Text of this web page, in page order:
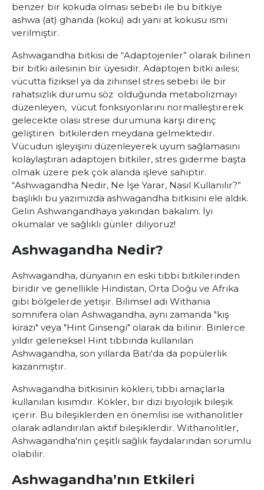
benzer bir kokuda olması sebebi ile bu bitkiye
ashwa (at) ghanda (koku) adı yani at kokusu ismi
verilmiştir.
Ashwagandha bitkisi de “Adaptojenler” olarak bilinen
bir bitki ailesinin bir üyesidir. Adaptojen bitki ailesi;
vücutta fiziksel ya da zihinsel stres sebebi ile bir
rahatsızlık durumu söz olduğunda metabolizmayı
düzenleyen, vücut fonksiyonlarını normalleştirerek
gelecekte olası strese durumuna karşı direnç
geliştiren bitkilerden meydana gelmektedir.
Vücudun işleyişini düzenleyerek uyum sağlamasını
kolaylaştıran adaptojen bitkiler, stres giderme başta
olmak üzere pek çok alanda işleve sahiptir.
“Ashwagandha Nedir, Ne İşe Yarar, Nasıl Kullanılır?”
başlıklı bu yazımızda ashwagandha bitkisini ele aldık.
Gelin Ashwangandhaya yakından bakalım. İyi
okumalar ve sağlıklı günler diliyoruz!
Ashwagandha Nedir?
Ashwagandha, dünyanın en eski tıbbi bitkilerinden
biridir ve genellikle Hindistan, Orta Doğu ve Afrika
gibi bölgelerde yetişir. Bilimsel adı Withania
somnifera olan Ashwagandha, aynı zamanda "kış
kirazı" veya "Hint Ginsengi" olarak da bilinir. Binlerce
yıldır geleneksel Hint tıbbında kullanılan
Ashwagandha, son yıllarda Batı'da da popülerlik
kazanmıştır.
Ashwagandha bitkisinin kökleri, tıbbi amaçlarla
kullanılan kısımdır. Kökler, bir dizi biyolojik bileşik
içerir. Bu bileşiklerden en önemlisi ise withanolitler
olarak adlandırılan aktif bileşiklerdir. Withanolitler,
Ashwagandha'nın çeşitli sağlık faydalarından sorumlu
olabilir.
Ashwagandha’nın Etkileri